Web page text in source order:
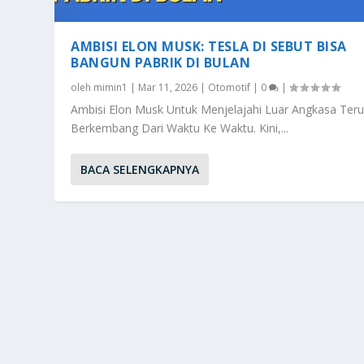
AMBISI ELON MUSK: TESLA DI SEBUT BISA
BANGUN PABRIK DI BULAN
oleh mimin1 | Mar 11, 2026 | Otomotif | 0 |
Ambisi Elon Musk Untuk Menjelajahi Luar Angkasa
Berkembang Dari Waktu Ke Waktu. Kini,...
BACA SELENGKAPNYA